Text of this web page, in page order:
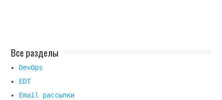
Все разделы
DevOps
EDT
Email рассылки